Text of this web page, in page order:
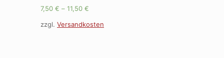
7,50 € – 11,50 €
zzgl. Versandkosten